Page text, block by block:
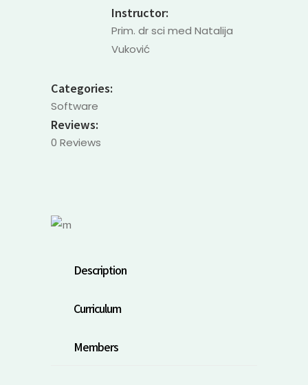
Instructor:
Prim. dr sci med Natalija
Vuković
Categories:
Software
Reviews:
0 Reviews
Description
Curriculum
Members